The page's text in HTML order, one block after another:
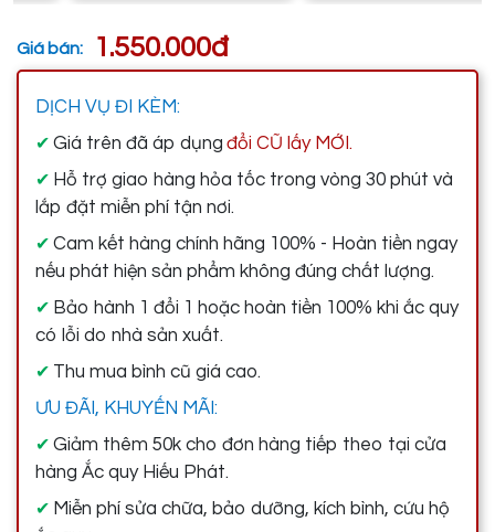
Giá bán: 1.550.000đ
DỊCH VỤ ĐI KÈM:
✔ Giá trên đã áp dụng đổi CŨ lấy MỚI.
✔ Hỗ trợ giao hàng hỏa tốc trong vòng 30 phút và
lắp đặt miễn phí tận nơi.
✔ Cam kết hàng chính hãng 100% - Hoàn tiền ngay
nếu phát hiện sản phẩm không đúng chất lượng.
✔ Bảo hành 1 đổi 1 hoặc hoàn tiền 100% khi ắc quy
có lỗi do nhà sản xuất.
✔ Thu mua bình cũ giá cao.
ƯU ĐÃI, KHUYẾN MÃI:
✔ Giảm thêm 50k cho đơn hàng tiếp theo tại cửa
hàng Ắc quy Hiếu Phát.
✔ Miễn phí sửa chữa, bảo dưỡng, kích bình, cứu hộ